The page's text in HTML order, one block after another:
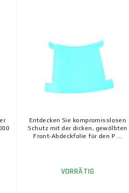
Entdecken Sie kompromisslosen
Schutz mit der dicken, gewölbten
Front-Abdeckfolie für den P ...
VORRÄTIG